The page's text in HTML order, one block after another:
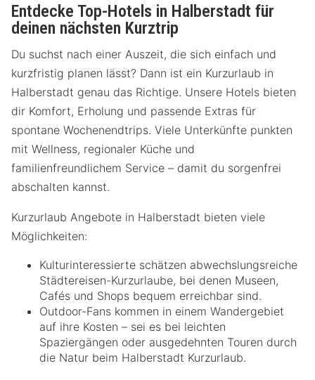
Entdecke Top-Hotels in Halberstadt für
deinen nächsten Kurztrip
Du suchst nach einer Auszeit, die sich einfach und
kurzfristig planen lässt? Dann ist ein Kurzurlaub in
Halberstadt genau das Richtige. Unsere Hotels bieten
dir Komfort, Erholung und passende Extras für
spontane Wochenendtrips. Viele Unterkünfte punkten
mit Wellness, regionaler Küche und
familienfreundlichem Service – damit du sorgenfrei
abschalten kannst.
Kurzurlaub Angebote in Halberstadt bieten viele
Möglichkeiten:
Kulturinteressierte schätzen abwechslungsreiche
Städtereisen-Kurzurlaube, bei denen Museen,
Cafés und Shops bequem erreichbar sind.
Outdoor-Fans kommen in einem Wandergebiet
auf ihre Kosten – sei es bei leichten
Spaziergängen oder ausgedehnten Touren durch
die Natur beim Halberstadt Kurzurlaub.